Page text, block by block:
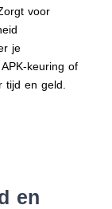
voor
je
keuring of
tijd en geld.
en